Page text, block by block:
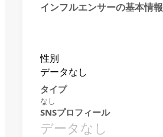
インフルエンサーの基本情報
性別
データなし
タイプ
なし
SNSプロフィール
データなし